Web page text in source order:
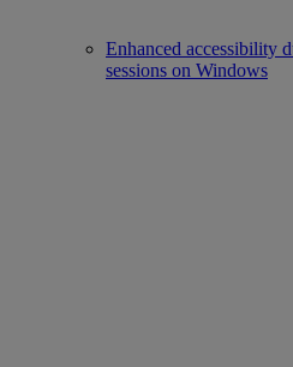
Enhanced accessibility
sessions on Windows